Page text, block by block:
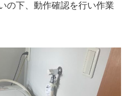
の下、動作確認を行い作業